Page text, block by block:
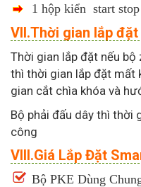
1 hộp kiển start stop
VII.Thời gian lắp
Thời gian lắp đặt nếu
thì thời gian lắp đặt mất
gian cắt chìa khóa và
Bộ phải đấu dây thì thời
công
VIII.Giá Lắp Đặt
Bộ PKE Dùng